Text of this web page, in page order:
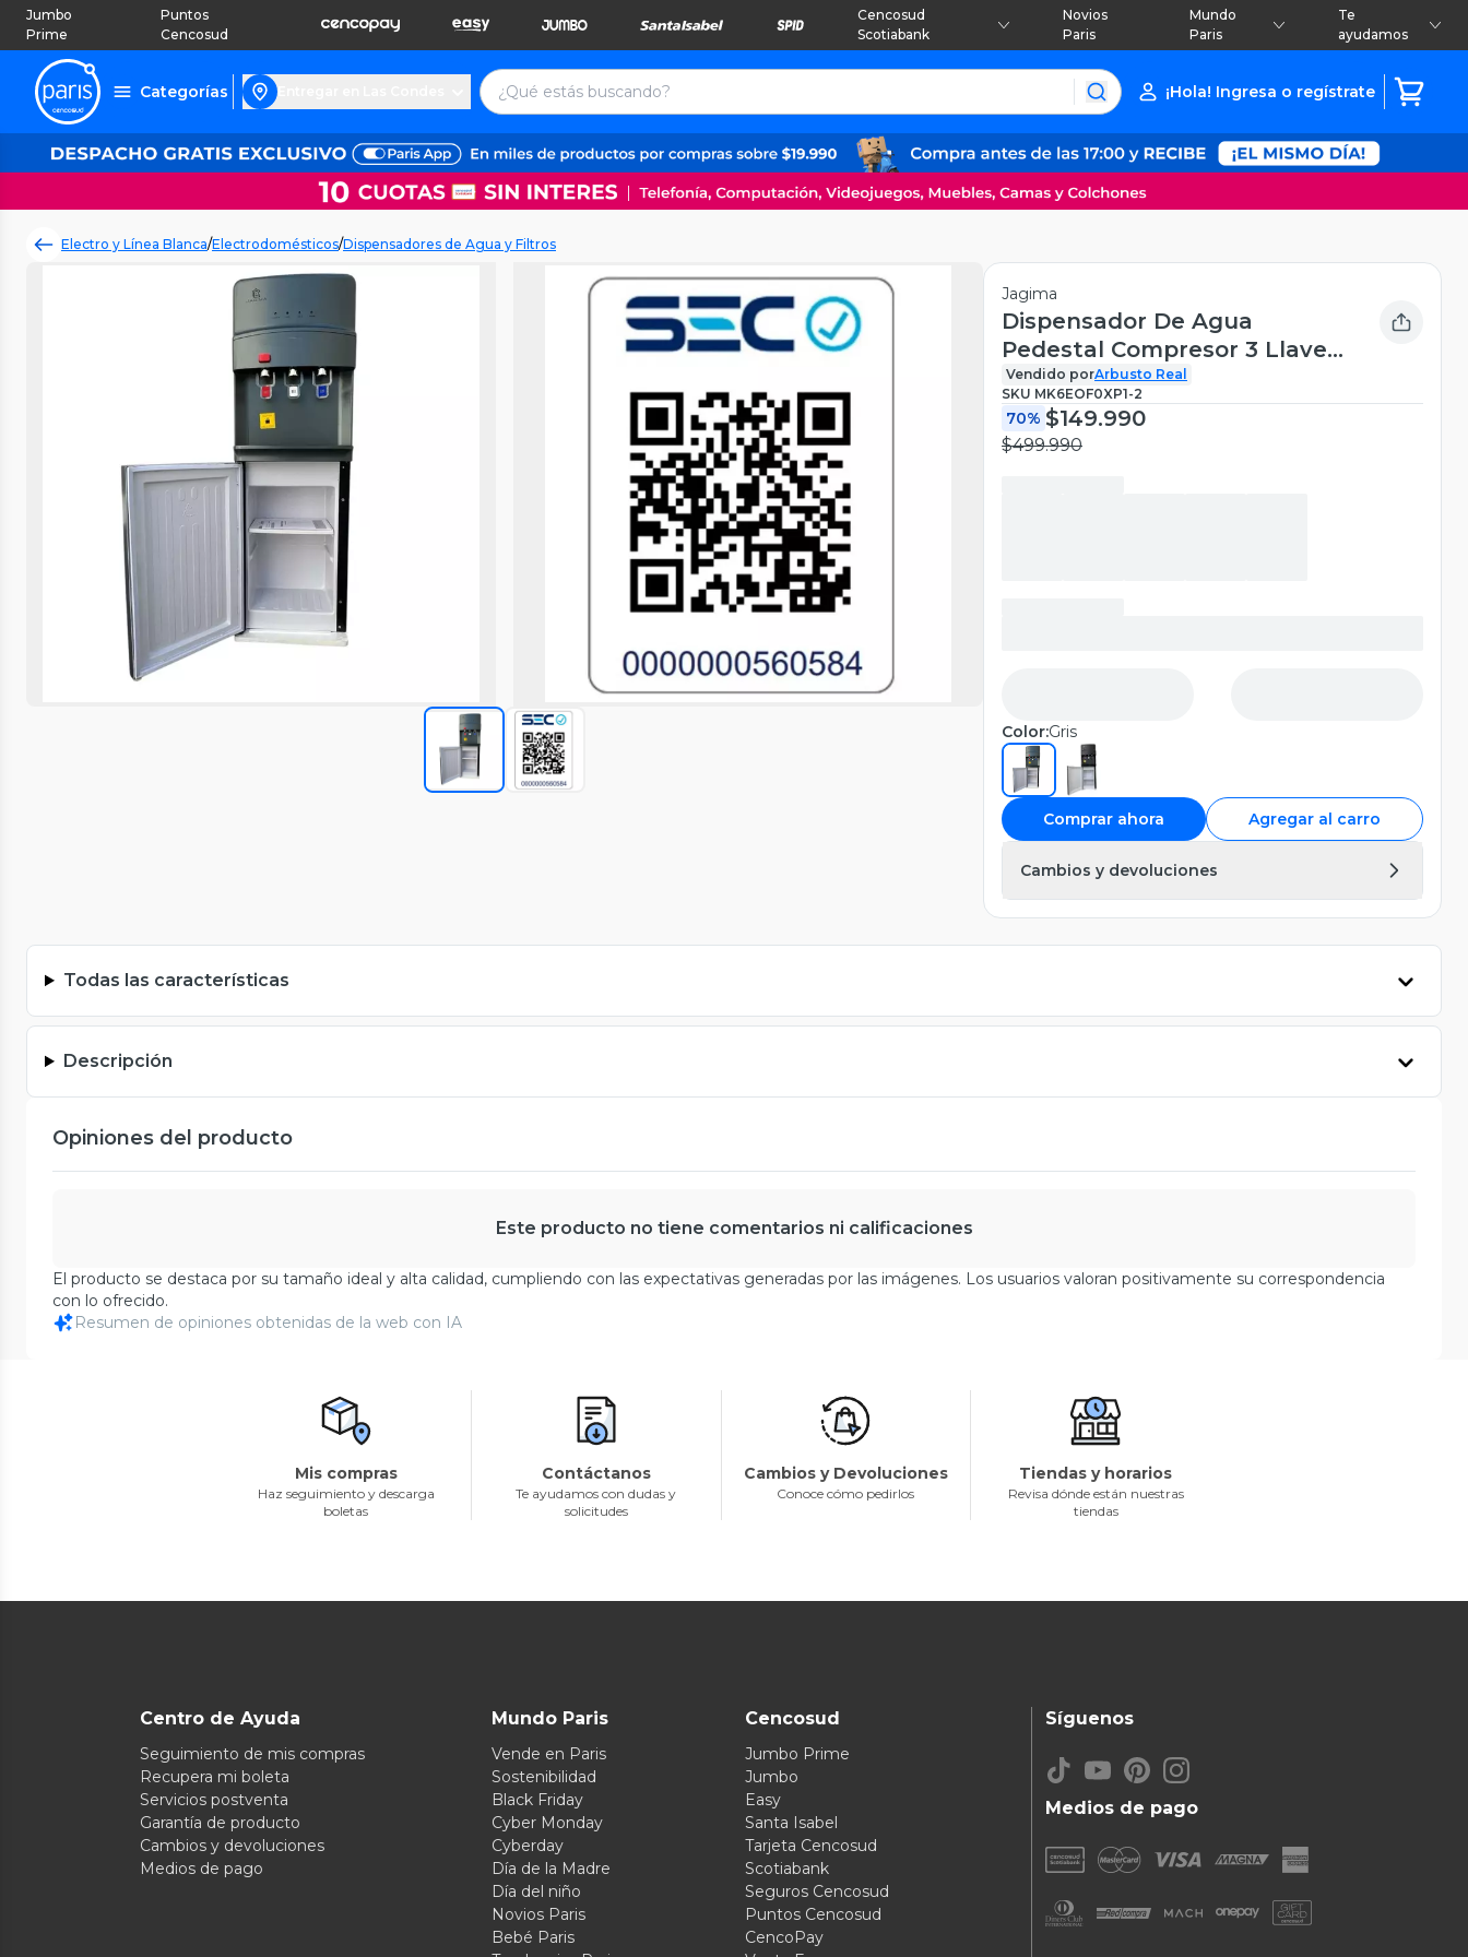
Jumbo
Prime
Puntos
Cencosud
Cencosud
Scotiabank
Novios
Paris
Mundo
Paris
Te
ayudamos
Categorías ¡Hola! Ingresa o regístrate
Electro y Línea Blanca/Electrodomésticos/Dispensadores de Agua y Filtros
Jagima
Dispensador De Agua
Pedestal Compresor 3 Llaves
C/gaveta gris gris oscuro
Vendido porArbusto Real
SKU MK6EOF0XP1-2
70% $149.990
$499.990
Color:Gris
Comprar ahora Agregar al carro
Cambios y devoluciones
Todas las características
Descripción
Opiniones del producto
Este producto no tiene comentarios ni calificaciones
El producto se destaca por su tamaño ideal y alta calidad, cumpliendo con las expectativas generadas por las imágenes. Los usuarios valoran positivamente su correspondencia
con lo ofrecido.
Resumen de opiniones obtenidas de la web con IA
Mis compras
Haz seguimiento y descarga
boletas
Contáctanos
Te ayudamos con dudas y
solicitudes
Cambios y Devoluciones
Conoce cómo pedirlos
Tiendas y horarios
Revisa dónde están nuestras
tiendas
Centro de Ayuda
Seguimiento de mis compras
Recupera mi boleta
Servicios postventa
Garantía de producto
Cambios y devoluciones
Medios de pago
Mundo Paris
Vende en Paris
Sostenibilidad
Black Friday
Cyber Monday
Cyberday
Día de la Madre
Día del niño
Novios Paris
Bebé Paris
Cencosud
Jumbo Prime
Jumbo
Easy
Santa Isabel
Tarjeta Cencosud
Scotiabank
Seguros Cencosud
Puntos Cencosud
CencoPay
Medios de pago
Síguenos